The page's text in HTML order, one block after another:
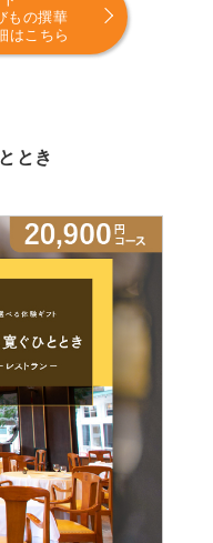
もの撰華
はこちら
とき